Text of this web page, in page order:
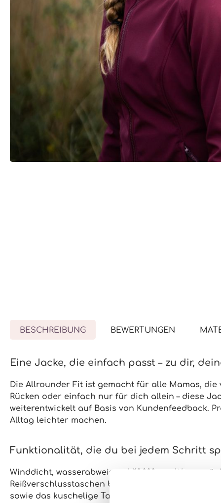
BESCHREIBUNG BEWERTUNGEN
Eine Jacke, die einfach passt – zu dir,
Die Allrounder Fit ist gemacht für alle Mamas, die
Rücken oder einfach nur für dich allein – diese
weiterentwickelt auf Basis von Kundenfeedback.
Alltag leichter machen.
Funktionalität, die du bei jedem Schritt
Winddicht, wasserabweisend (10.000 mm
Reißverschlusstaschen bewahren alles Wichtige
sowie das kuschelige Taschenfutter